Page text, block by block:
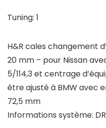
Tuning: 1
H&R cales changement
20 mm – pour Nissan
5/114,3 et centrage
être ajusté à BMW avec
72,5 mm
Informations système: